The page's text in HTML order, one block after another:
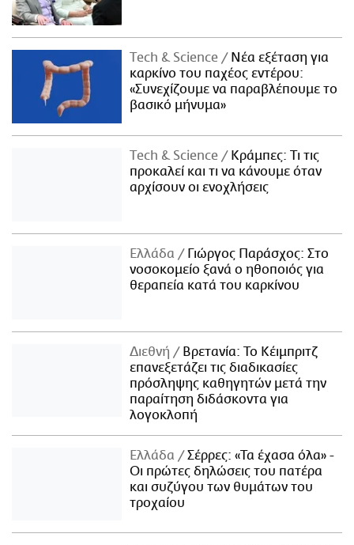
Τech & Science
Νέα εξέταση για
καρκίνο του παχέος εντέρου:
«Συνεχίζουμε να παραβλέπουμε το
βασικό μήνυμα»
Τech & Science
Κράμπες: Τι τις
προκαλεί και τι να κάνουμε όταν
αρχίσουν οι ενοχλήσεις
Ελλάδα
Γιώργος Παράσχος: Στο
νοσοκομείο ξανά ο ηθοποιός για
θεραπεία κατά του καρκίνου
Διεθνή
Βρετανία: Το Κέιμπριτζ
επανεξετάζει τις διαδικασίες
πρόσληψης καθηγητών μετά την
παραίτηση διδάσκοντα για
λογοκλοπή
Ελλάδα
Σέρρες: «Τα έχασα όλα» -
Οι πρώτες δηλώσεις του πατέρα
και συζύγου των θυμάτων του
τροχαίου